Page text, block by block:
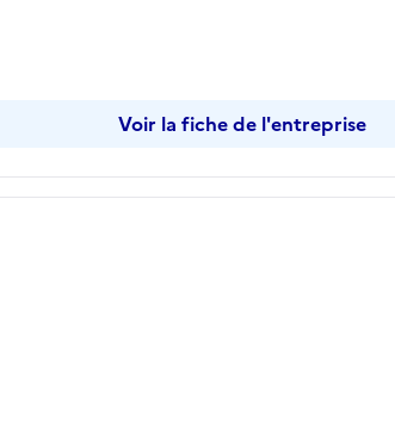
Voir la fiche de l'entreprise